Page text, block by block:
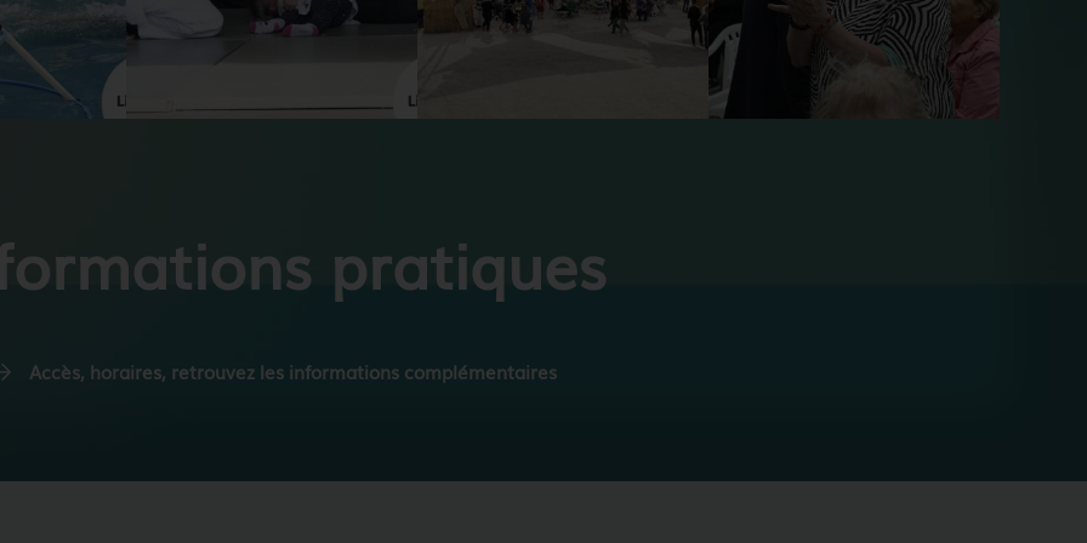
pratiques
Accès, horaires, retrouvez les informations complémentaires